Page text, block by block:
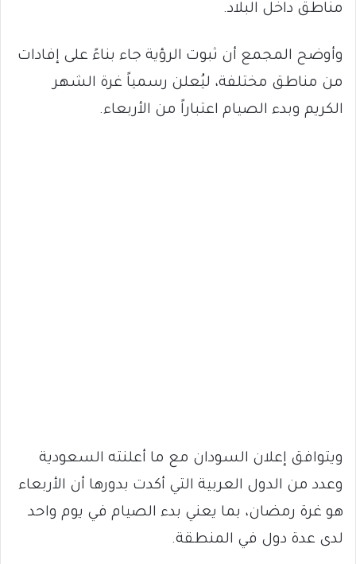
مناطق داخل البلاد.
وأوضح المجمع أن ثبوت الرؤية جاء بناءً على إفادات
من مناطق مختلفة، ليُعلن رسمياً غرة الشهر
الكريم وبدء الصيام اعتباراً من الأربعاء.
ويتوافق إعلان السودان مع ما أعلنته السعودية
وعدد من الدول العربية التي أكدت بدورها أن الأربعاء
هو غرة رمضان، بما يعني بدء الصيام في يوم واحد
لدى عدة دول في المنطقة.